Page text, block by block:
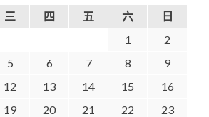
三 四 五 六
日
1
2
5 6 7 8
9
12 13 14 15
16
19 20 21 22
23